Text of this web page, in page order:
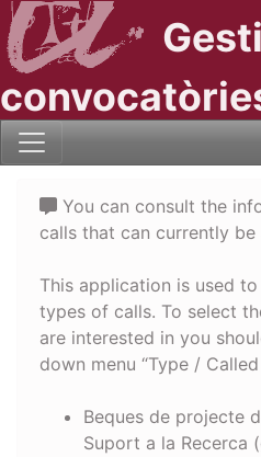
You can consult the
calls that can currently
This application is used
types of calls. To select
are interested in you
down menu “Type / Called
Beques de projecte
Suport a la Recerca